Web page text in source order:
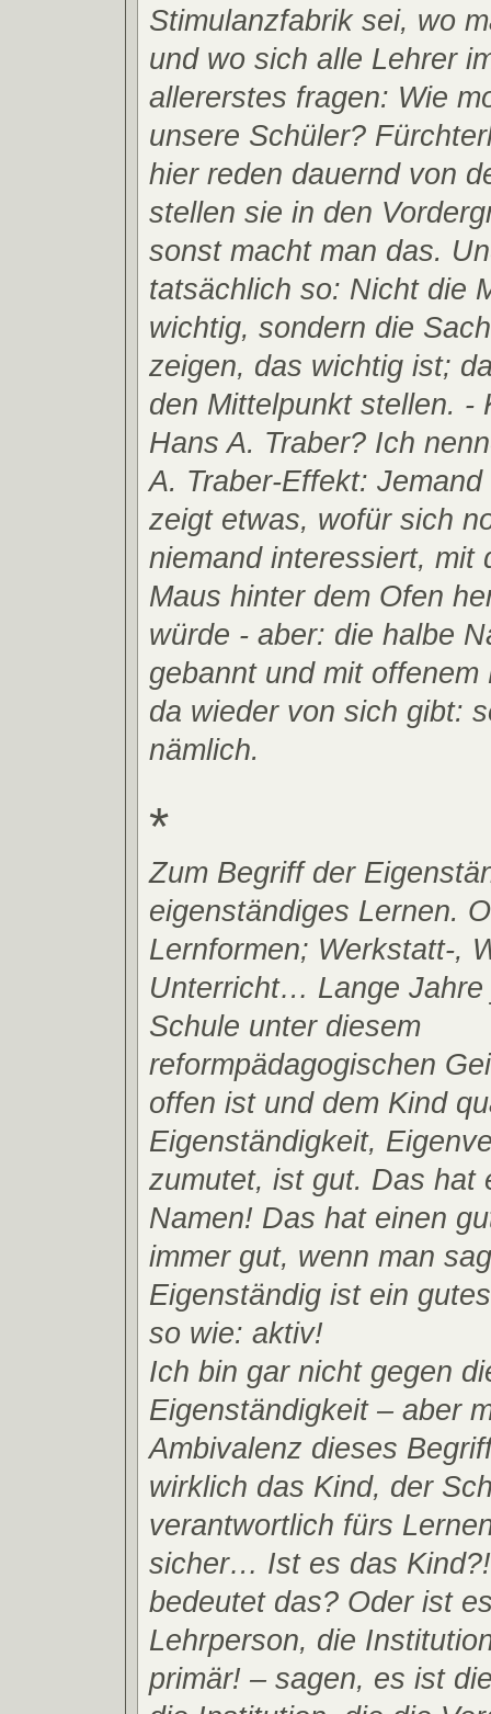
Stimulanzfabrik sei, wo
und wo sich alle Lehrer
allererstes fragen: Wie
unsere Schüler?
hier reden dauernd von
stellen sie in den
sonst macht man das.
tatsächlich so: Nicht die
wichtig, sondern die
zeigen, das wichtig ist;
den Mittelpunkt stellen. -
Hans A. Traber? Ich
A. Traber-Effekt:
zeigt etwas, wofür sich
niemand interessiert, mit
Maus hinter dem Ofen
würde - aber: die halbe
gebannt und mit offenem
da wieder von sich gibt:
nämlich.
*
Zum Begriff der
eigenständiges Lernen.
Lernformen; Werkstatt-,
Unterricht… Lange
Schule unter diesem
reformpädagogischen
offen ist und dem Kind
Eigenständigkeit,
zumutet, ist gut. Das hat
Namen! Das hat einen
immer gut, wenn man
Eigenständig ist ein
so wie: aktiv!
Ich bin gar nicht gegen
Eigenständigkeit – aber
Ambivalenz dieses
wirklich das Kind, der
verantwortlich fürs
sicher… Ist es das
bedeutet das? Oder ist
Lehrperson, die
primär! – sagen, es ist